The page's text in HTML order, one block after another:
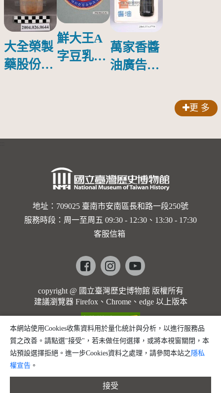
大全榮製
藥股份有
鮮大王A
字豆乳罐
萬家香醬
油廣告塑
更 多
地址：709025 臺南市安南區長和路一段250號
服務時段：周一至周五 09:30 - 12:30、13:30 - 17:30
客服信箱
Facebookinstagramyoutube
copyright @ 國立臺灣歷史博物館 版權所有
建議瀏覽器 Firefox、Chrome、edge 以上版本
本網站使用Cookies收集資料用於量化統計與分析，以進行服務品
質之改善。請點選"接受"，若未做任何選擇，或將本視窗關閉，本
站預設選擇拒絕。進一步Cookies資料之處理，請參閱本站之 隱私
權宣告 。
接受